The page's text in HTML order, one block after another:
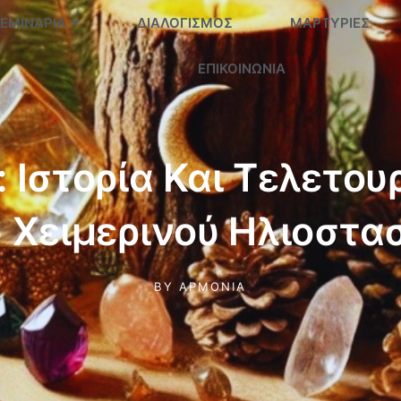
ΔΙΑΛΟΓΙΣΜΌΣ ΜΑΡΤΥΡΊΕΣ
ΕΠΙΚΟΙΝΩΝΊΑ
Ιστορία Και
BY ΑΡΜΟΝΊΑ